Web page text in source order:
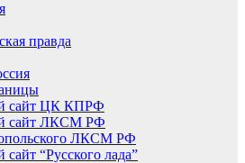
правда
сайт ЦК КПРФ
сайт ЛКСМ РФ
ЛКСМ РФ
“Русского лада”